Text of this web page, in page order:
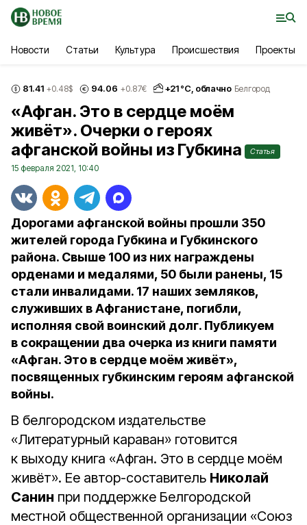
Новости Статьи Культура Происшествия Проекты
81.41 +0.48$ 94.06 +0.87€ +21°С, облачно Белгород
«Афган. Это в сердце моём
живёт». Очерки о героях
афганской войны из Губкина
Статья
15 февраля 2021, 10:40
Дорогами афганской войны прошли 350
жителей города Губкина и Губкинского
района. Свыше 100 из них награждены
орденами и медалями, 50 были ранены, 15
стали инвалидами. 17 наших земляков,
служивших в Афганистане, погибли,
исполняя свой воинский долг. Публикуем
в сокращении два очерка из книги памяти
«Афган. Это в сердце моём живёт»,
посвященных губкинским героям афганской
войны.
В белгородском издательстве
«Литературный караван» готовится
к выходу книга «Афган. Это в сердце моём
живёт». Ее автор-составитель Николай
Санин при поддержке Белгородской
местной общественной организации «Союз